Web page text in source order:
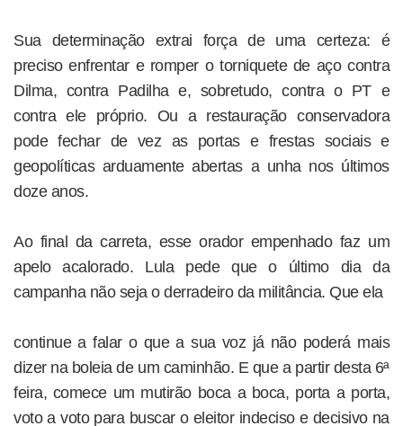
Sua determinação extrai força de uma certeza: é
preciso enfrentar e romper o torniquete de aço contra
Dilma, contra Padilha e, sobretudo, contra o PT e
contra ele próprio. Ou a restauração conservadora
pode fechar de vez as portas e frestas sociais e
geopolíticas arduamente abertas a unha nos últimos
doze anos.
Ao final da carreta, esse orador empenhado faz um
apelo acalorado. Lula pede que o último dia da
campanha não seja o derradeiro da militância. Que ela
continue a falar o que a sua voz já não poderá mais
dizer na boleia de um caminhão. E que a partir desta 6ª
feira, comece um mutirão boca a boca, porta a porta,
voto a voto para buscar o eleitor indeciso e decisivo na